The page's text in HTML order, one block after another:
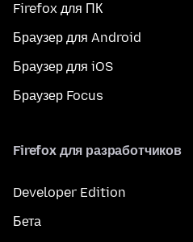
Firefox для ПК
Браузер для Android
Браузер для iOS
Браузер Focus
Firefox для разработчиков
Developer Edition
Бета